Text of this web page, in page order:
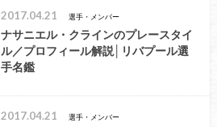
2017.04.21 選手・メンバー
ナサニエル・クラインのプレースタイ
ル／プロフィール解説│リバプール選
手名鑑
2017.04.21 選手・メンバー